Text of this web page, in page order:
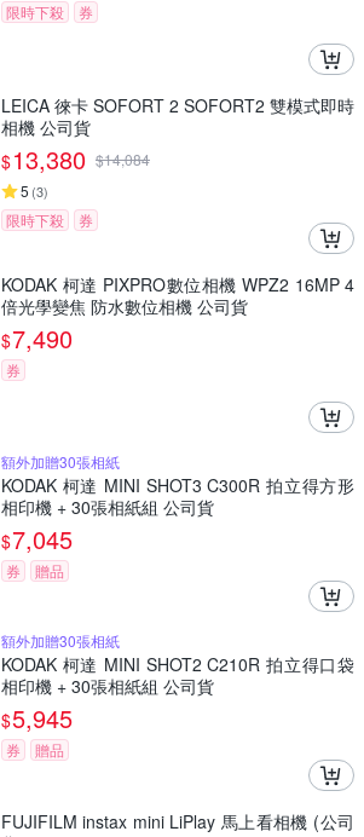
限時下殺
券
LEICA 徠卡 SOFORT 2 SOFORT2 雙模式即時
相機 公司貨
$13,380 $14,084
5 (3)
限時下殺 券
KODAK 柯達 PIXPRO數位相機 WPZ2 16MP 4
倍光學變焦 防水數位相機 公司貨
$7,490
券
額外加贈30張相紙
KODAK 柯達 MINI SHOT3 C300R 拍立得方形
相印機 + 30張相紙組 公司貨
$7,045
券 贈品
額外加贈30張相紙
KODAK 柯達 MINI SHOT2 C210R 拍立得口袋
相印機 + 30張相紙組 公司貨
$5,945
券 贈品
FUJIFILM instax mini LiPlay 馬上看相機 (公司